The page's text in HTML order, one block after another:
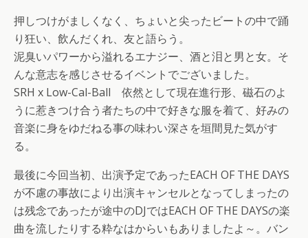
押しつけがましくなく、ちょいと尖ったビートの中で踊
り狂い、飲んだくれ、友と語らう。
泥臭いパワーから溢れるエナジー、酒と泪と男と女。そ
んな意志を感じさせるイベントでございました。
SRH x Low-Cal-Ball 依然として現在進行形、磁石のよ
うに惹きつけ合う者たちの中で好きな服を着て、好みの
音楽に身をゆだねる事の味わい深さを垣間見た気がす
る。
最後に今回当初、出演予定であったEACH OF THE DAYS
が不慮の事故により出演キャンセルとなってしまったの
は残念であったが途中のDJではEACH OF THE DAYSの楽
曲を流したりする粋なはからいもありましたよ～。バン